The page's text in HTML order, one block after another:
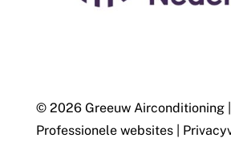
© 2026 Greeuw Airconditioning|
Professionele websites|